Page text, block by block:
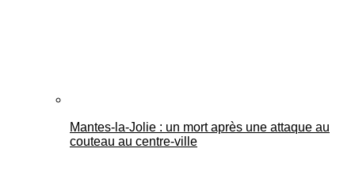
Mantes-la-Jolie : un mort après une attaque au
couteau au centre-ville